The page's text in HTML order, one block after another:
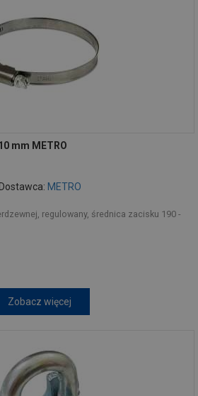
mm METRO
Dostawca: METRO
regulowany, średnica zacisku 190 -
Zobacz więcej